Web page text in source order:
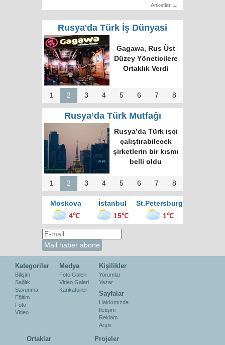
Anketler →
Rusya'da Türk İş Dünyasi
Türk Dünyasında
Tek Bilgi Alanı
Hedefi: Bişkek
Zirvesi ve Yeni
İnsiyatifler
1 2 3 4 5 6 7 8
Rusya’da Türk Mutfağı
Moskova’nın en
büyük kültür
merkezinde “Türk
Kahvesi Gecesi”
düzenlendi
1 2 3 4 5 6 7 8
Moskova İstanbul
St.Petersburg
4℃
15℃ 1℃
Kategoriler
Bilişim
Sağlık
Savunma
Eğitim
Foto
Video
Medya
Foto Galeri
Video Galeri
Karikatürler
Kişilikler
Yorumlar
Yazar
Sayfalar
Hakkımızda
İletişim
Reklam
Arşiv
Ortaklar Projeler